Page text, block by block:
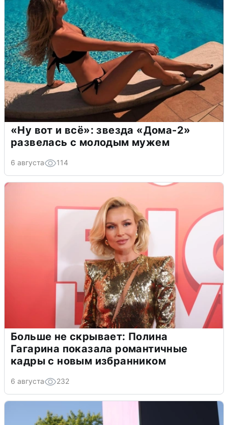
«Ну вот и всё»: звезда «Дома-2»
развелась с молодым мужем
6 августа 114
Больше не скрывает: Полина
Гагарина показала романтичные
кадры с новым избранником
6 августа 232